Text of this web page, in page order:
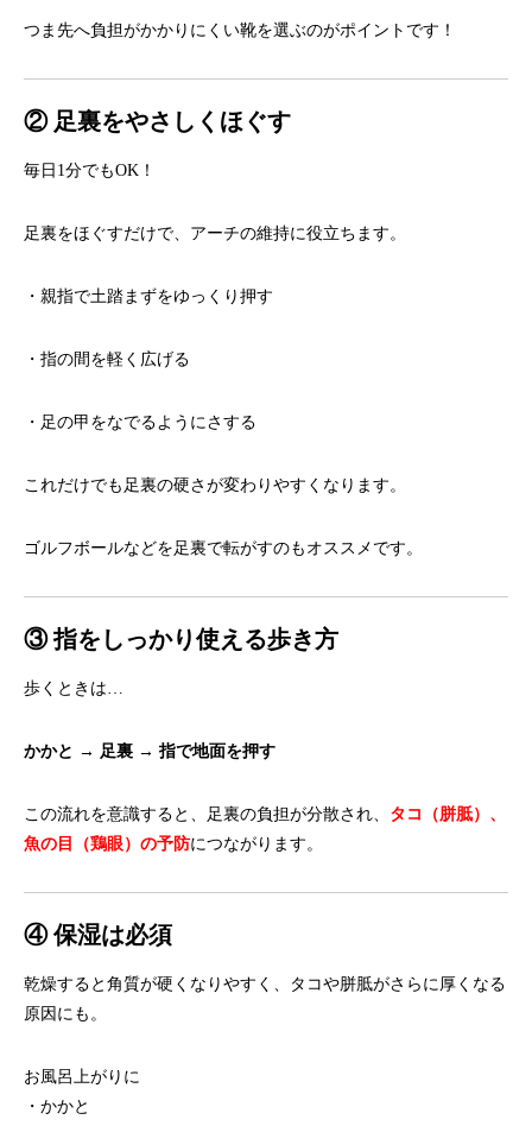
つま先へ負担がかかりにくい靴を選ぶのがポイントです！
② 足裏をやさしくほぐす
毎日1分でもOK！
足裏をほぐすだけで、アーチの維持に役立ちます。
・親指で土踏まずをゆっくり押す
・指の間を軽く広げる
・足の甲をなでるようにさする
これだけでも足裏の硬さが変わりやすくなります。
ゴルフボールなどを足裏で転がすのもオススメです。
③ 指をしっかり使える歩き方
歩くときは…
かかと → 足裏 → 指で地面を押す
この流れを意識すると、足裏の負担が分散され、 タコ（胼胝）、
魚の目（鶏眼）の予防につながります。
④ 保湿は必須
乾燥すると角質が硬くなりやすく、
タコや胼胝がさらに厚くなる
原因にも。
お風呂上がりに
・かかと